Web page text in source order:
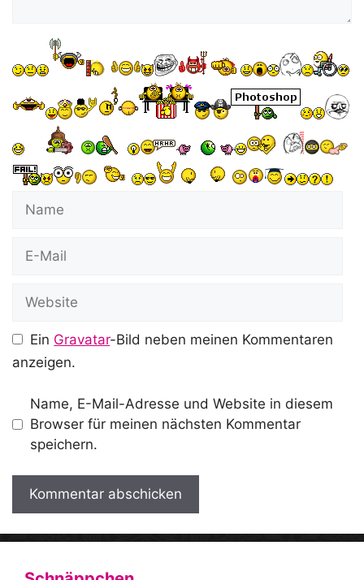
Name
Website
Ein Gravatar-Bild neben meinen Kommentaren
anzeigen.
Name, E-Mail-Adresse und Website in diesem
Browser für meinen nächsten Kommentar
speichern.
A